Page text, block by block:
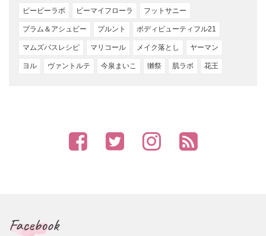
ビービーラボ ビーマイフローラ フットサニー
プラム＆アシュビー プルント ボディビューティフル21
マムズバスレシピ マリコール メイク落とし ヤーマン
ヨル ヴァントルテ 今泉まいこ 獺祭 肌ラボ 花王
Facebook